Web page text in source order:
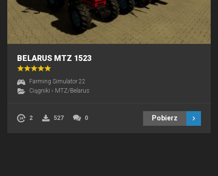
BELARUS MTZ 1523
Farming Simulator 22
Ciągniki › MTZ/Belarus
2 527 0 Pobierz